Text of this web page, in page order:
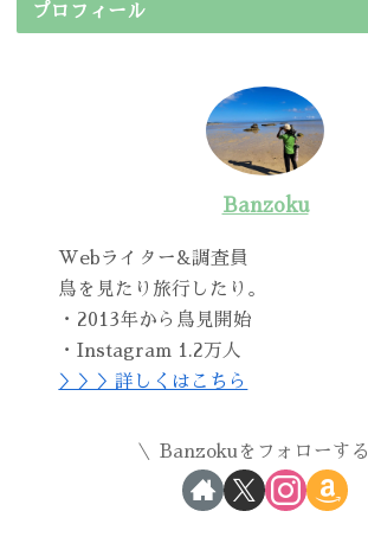
プロフィール
Banzoku
Webライター&調査員
鳥を見たり旅行したり。
・2013年から鳥見開始
・Instagram 1.2万人
＞＞＞詳しくはこちら
Banzokuをフォローする